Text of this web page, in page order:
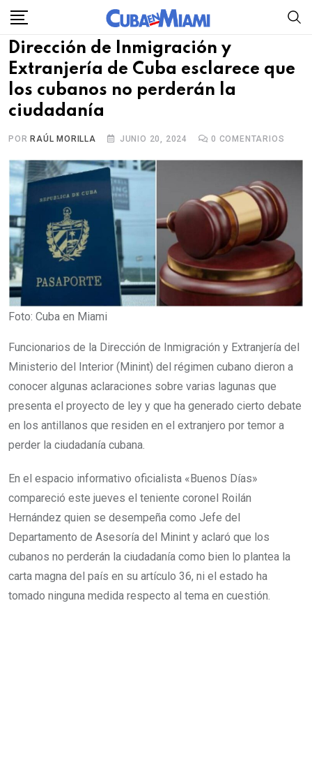
Skip
content
Dirección de Inmigración y
Extranjería de Cuba esclarece que
los cubanos no perderán la
ciudadanía
POR RAÚL MORILLA JUNIO 20, 2024 0 COMENTARIOS
Foto: Cuba en Miami
Funcionarios de la Dirección de Inmigración y Extranjería del
Ministerio del Interior (Minint) del régimen cubano dieron a
conocer algunas aclaraciones sobre varias lagunas que
presenta el proyecto de ley y que ha generado cierto debate
en los antillanos que residen en el extranjero por temor a
perder la ciudadanía cubana.
En el espacio informativo oficialista «Buenos Días»
compareció este jueves el teniente coronel Roilán
Hernández quien se desempeña como Jefe del
Departamento de Asesoría del Minint y aclaró que los
cubanos no perderán la ciudadanía como bien lo plantea la
carta magna del país en su artículo 36, ni el estado ha
tomado ninguna medida respecto al tema en cuestión.